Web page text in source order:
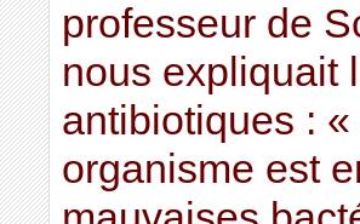
professeur de
nous expliquait
antibiotiques :
organisme est